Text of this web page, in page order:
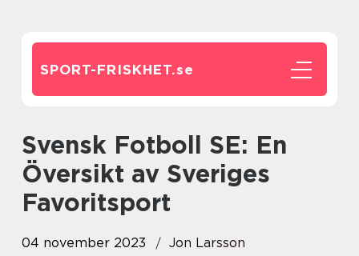
SPORT-FRISKHET.se
Svensk Fotboll SE: En
Översikt av Sveriges
Favoritsport
04 november 2023
Jon Larsson